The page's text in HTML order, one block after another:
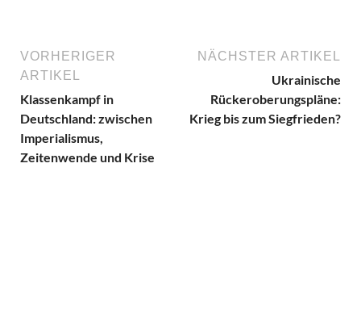
VORHERIGER
ARTIKEL
Klassenkampf in
Deutschland: zwischen
Imperialismus,
Zeitenwende und Krise
NÄCHSTER ARTIKEL
Ukrainische
Rückeroberungspläne:
Krieg bis zum Siegfrieden?